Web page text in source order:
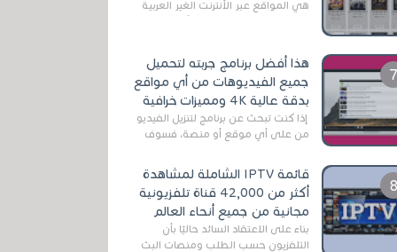
هي المواقع عبر الأنترنت الغير العربية
التي تقدم خدمة تحميل الأفلام على
هذا أفضل برنامج جربته لتحميل
جميع الفيديوهات من أي مواقع
بدقة عالية 4K ومميزات خرافية
إذا كنت تبحث عن برنامج لتنزيل الفيديو
من على أي موقع أو منصة، فسوف
الخاصة بالبرامج والتطبيقات في هذا
المج...
قائمة IPTV الشاملة لمشاهدة
أكثر من 42,000 قناة تلفزيونية
مجانية من جميع أنحاء العالم
بناءً على الاعتقاد السائد حاليًا بأن
التلفزيون حسب الطلب ومنصات البث